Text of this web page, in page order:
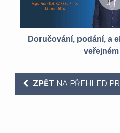
Doručování, podání, a
ZPĚT NA PŘEHLED